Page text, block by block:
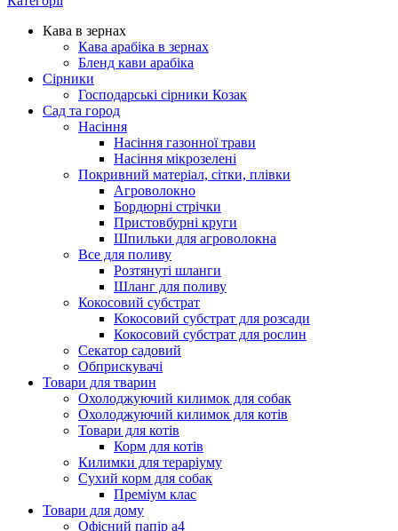
Кава в зернах
Кава арабіка в зернах
Бленд кави арабіка
Сірники
Господарські сірники Козак
Сад та город
Насіння
Насіння газонної трави
Насіння мікрозелені
Покривний матеріал, сітки, плівки
Агроволокно
Бордюрні стрічки
Пристовбурні круги
Шпильки для агроволокна
Все для поливу
Розтянуті шланги
Шланг для поливу
Кокосовий субстрат
Кокосовий субстрат для розсади
Кокосовий субстрат для рослин
Секатор садовий
Обприскувачі
Товари для тварин
Охолоджуючий килимок для собак
Охолоджуючий килимок для котів
Товари для котів
Корм для котів
Килимки для тераріуму
Сухий корм для собак
Преміум клас
Товари для дому
Офісний папір а4